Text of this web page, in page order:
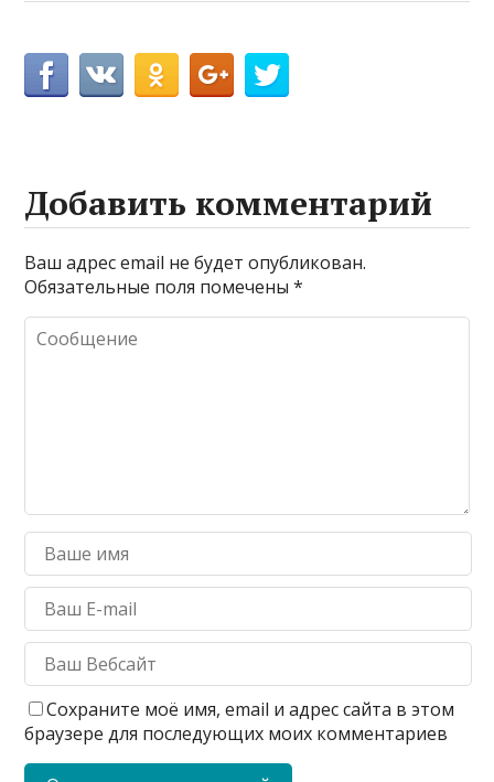
Добавить комментарий
Ваш адрес email не будет опубликован.
Обязательные поля помечены*
Сохраните моё имя, email и адрес сайта в этом
браузере для последующих моих комментариев